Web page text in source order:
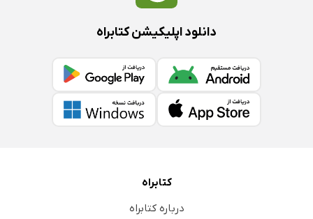
دانلود اپلیکیشن کتابراه
کتابراه
درباره کتابراه